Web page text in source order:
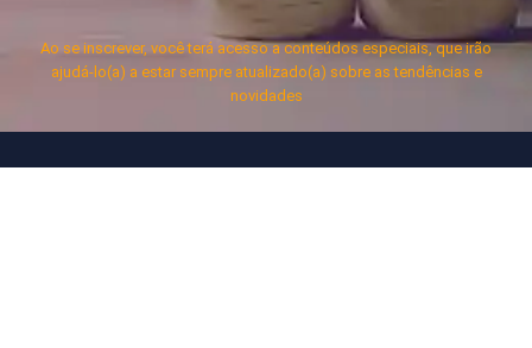
Ao se inscrever, você terá acesso a conteúdos especiais, que irão
ajudá-lo(a) a estar sempre atualizado(a) sobre as tendências e
novidades